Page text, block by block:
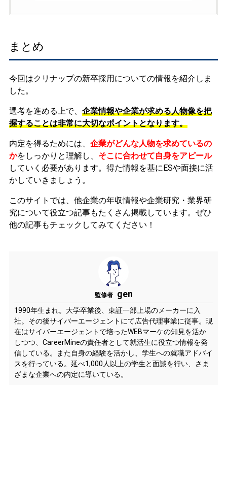
まとめ
今回はクリナップの新卒採用についての情報を紹介しま
した。
選考を進める上で、 企業情報や企業が求める人物像を把
握することは非常に大切なポイントとなります。
内定を得るためには、 企業がどんな人物を求めているの
かをしっかりと理解し、 そこに合わせて自身をアピール
していく必要があります。 得た情報を基にESや面接に活
かしていきましょう。
このサイトでは、他企業の年収情報や企業研究・業界研
究について役立つ記事もたくさん掲載しています。ぜひ
他の記事もチェックしてみてください！
監修者 gen
1990年生まれ。大学卒業後、東証一部上場のメーカーに入
社。その後サイバーエージェントにて広告代理事業に従事。現
在はサイバーエージェントで培ったWEBマーケの知見を活か
しつつ、CareerMineの責任者として就活生に役立つ情報を発
信している。また自身の経験を活かし、学生への就職アドバイ
スを行っている。延べ1,000人以上の学生と面談を行い、さま
ざまな企業への内定に導いている。